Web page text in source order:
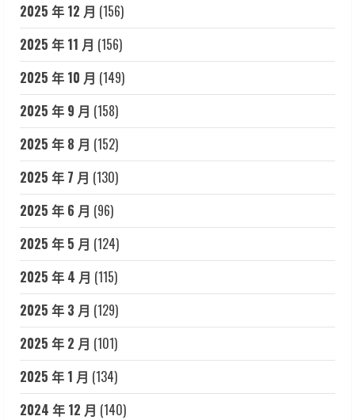
2025 年 12 月 (156)
2025 年 11 月 (156)
2025 年 10 月 (149)
2025 年 9 月 (158)
2025 年 8 月 (152)
2025 年 7 月 (130)
2025 年 6 月 (96)
2025 年 5 月 (124)
2025 年 4 月 (115)
2025 年 3 月 (129)
2025 年 2 月 (101)
2025 年 1 月 (134)
2024 年 12 月 (140)